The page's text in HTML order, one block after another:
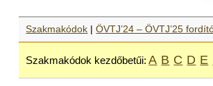
Szakmakódok |ÖVTJ’24 – ÖVTJ’25
Szakmakódok kezdőbetűi: A B C D E